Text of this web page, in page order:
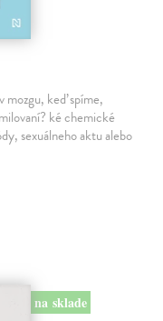
mozgu, keď spíme,
ké chemické
sexuálneho aktu alebo
na sklade